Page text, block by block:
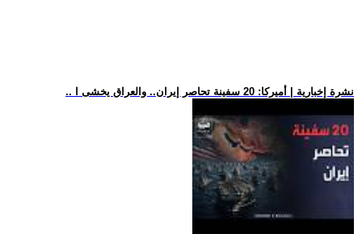
.. نشرة إخبارية | أميركا: 20 سفينة تحاصر إيران.. والعراق يخشى ا